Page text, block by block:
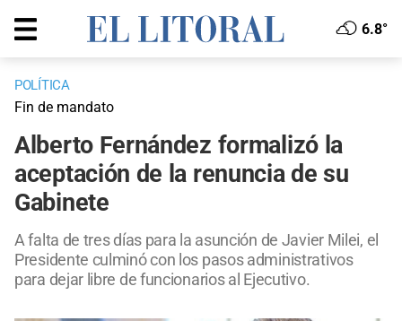
6.8°
POLÍTICA
Fin de mandato
Alberto Fernández formalizó la
aceptación de la renuncia de su
Gabinete
A falta de tres días para la asunción de Javier Milei, el
Presidente culminó con los pasos administrativos
para dejar libre de funcionarios al Ejecutivo.